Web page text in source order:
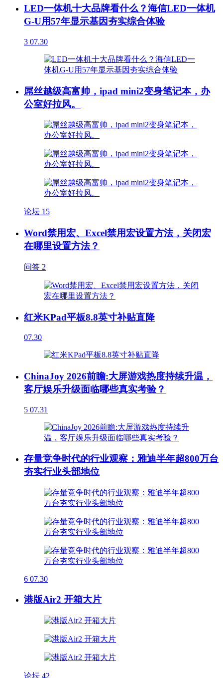
LED一体机十大品牌看什么？海信LED一体机
G-U用57年显示基因夯实综合体验
3 07.30
屌丝越级高富帅，ipad mini2变身笔记本，办
公室好拉风。
论坛 15
Word禁用宏、Excel禁用宏设置方法，关闭宏
在哪里设置方法？
问答 2
红米KPad平板8.8英寸补贴直降
07.30
ChinaJoy 2026前瞻:大屏游戏热度持续升温，
客厅娱乐升级面临哪些真实考验？
5 07.31
存量竞争时代的行业观察：雅迪半年超800万台
夯实行业头部地位
6 07.30
港版Air2 开箱大片
论坛 42